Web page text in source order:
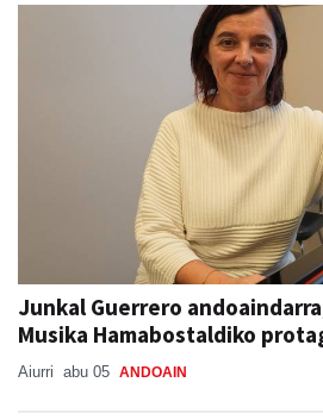
Junkal Guerrero
Musika Hamabostaldiko
Aiurri abu 05 ANDOAIN